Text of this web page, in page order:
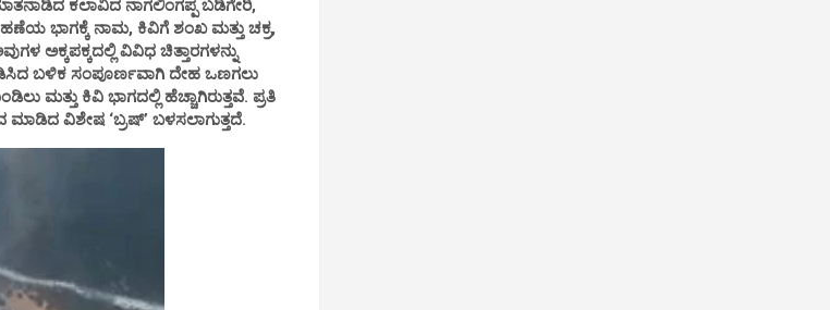
ಕಲಾವಿದ ನಾಗಲಿಂಗಪ್ಪ ಬಡಿಗೇರಿ,
ಹಣೆಯ ಭಾಗಕ್ಕೆ ನಾಮ, ಕಿವಿಗೆ ಶಂಖ ಮತ್ತು ಚಕ್ರ,
ಅಕ್ಕಪಕ್ಕದಲ್ಲಿ ವಿವಿಧ ಚಿತ್ತಾರಗಳನ್ನು
ಬಳಿಕ ಸಂಪೂರ್ಣವಾಗಿ ದೇಹ ಒಣಗಲು
ಮತ್ತು ಕಿವಿ ಭಾಗದಲ್ಲಿ ಹೆಚ್ಚಾಗಿರುತ್ತವೆ. ಪ್ರತಿ
ಮಾಡಿದ ವಿಶೇಷ ‘ಬ್ರಷ್’ ಬಳಸಲಾಗುತ್ತದೆ.